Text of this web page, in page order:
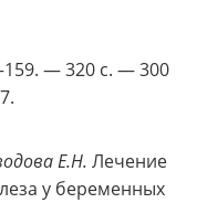
— 320 с. — 300
Е.Н. Лечение
у беременных